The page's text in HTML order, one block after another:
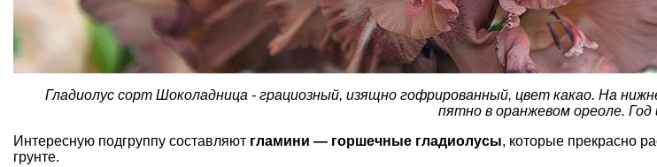
Гладиолус сорт Шоколадница - грациозный, изящно гофрированный, цвет какао. На
пятно в оранжевом ореоле. Год
Интересную подгруппу составляют гламини — горшечные гладио­лусы, которые прекрасно
грунте.